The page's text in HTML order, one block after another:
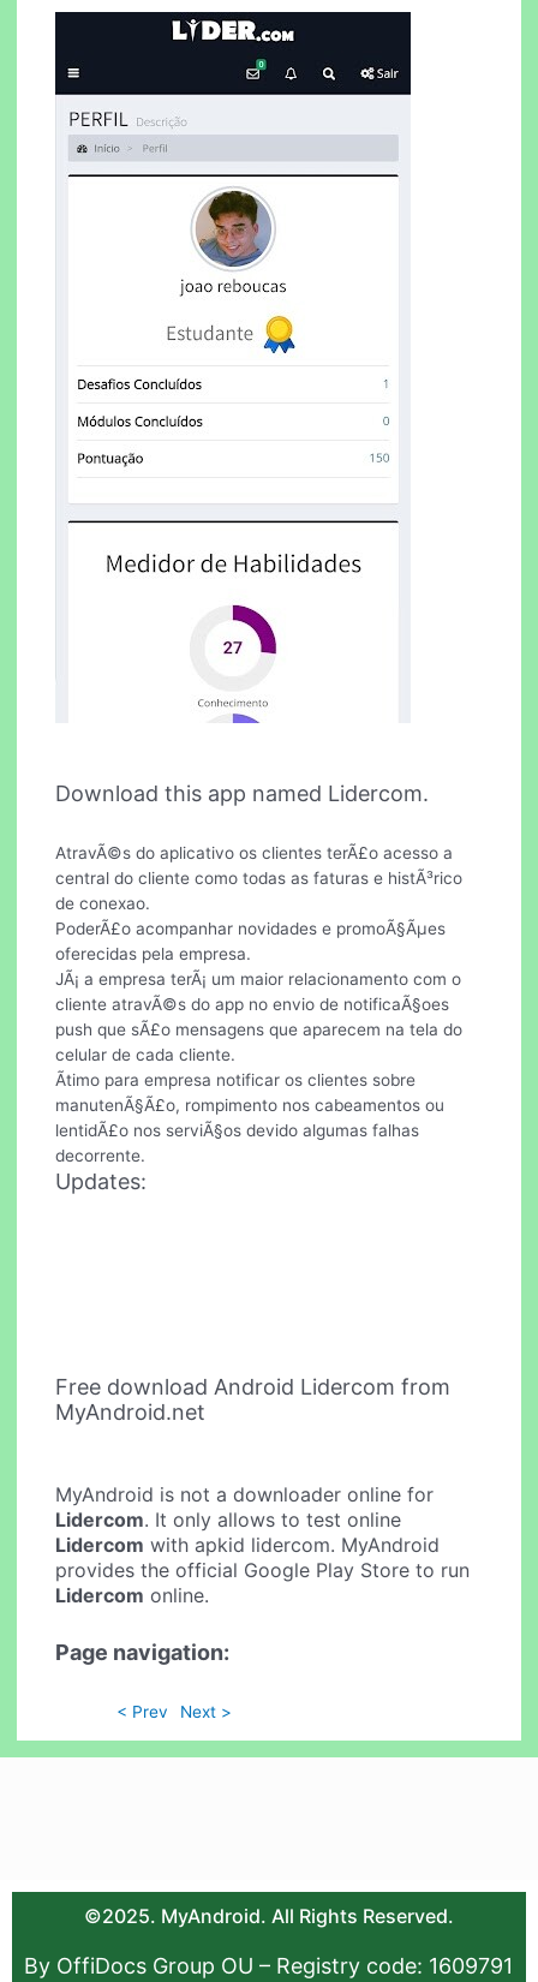
Download this app named Lidercom.
AtravÃ©s do aplicativo os clientes terÃ£o acesso a
central do cliente como todas as faturas e histÃ³rico
de conexao.
PoderÃ£o acompanhar novidades e promoÃ§Ãµes
oferecidas pela empresa.
JÃ¡ a empresa terÃ¡ um maior relacionamento com o
cliente atravÃ©s do app no envio de notificaÃ§oes
push que sÃ£o mensagens que aparecem na tela do
celular de cada cliente.
Ãtimo para empresa notificar os clientes sobre
manutenÃ§Ã£o, rompimento nos cabeamentos ou
lentidÃ£o nos serviÃ§os devido algumas falhas
decorrente.
Updates:
Free download Android Lidercom from
MyAndroid.net
MyAndroid is not a downloader online for
Lidercom. It only allows to test online
Lidercom with apkid lidercom. MyAndroid
provides the official Google Play Store to run
Lidercom online.
Page navigation:
< Prev Next >
©2025. MyAndroid. All Rights Reserved.
By OffiDocs Group OU – Registry code: 1609791